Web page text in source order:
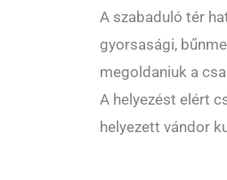
A szabaduló tér
gyorsasági,
megoldaniuk a
A helyezést elért
helyezett vándor